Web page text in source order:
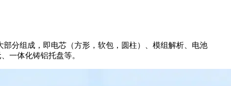
分组成，即电芯（方形，软包，圆柱）、模组解析、电池
一体化铸铝托盘等。